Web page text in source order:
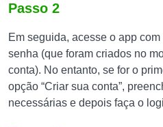
Passo 2
Em seguida, acesse o app
senha (que foram criados no
conta). No entanto, se for o
opção “Criar sua conta”,
necessárias e depois faça o